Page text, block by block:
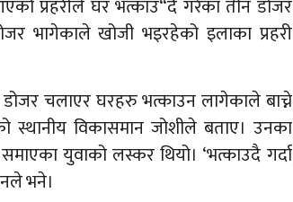
प्रहरीले घर भत्काउ“दै गरेका तीन डोजर
भागेकाले खोजी भइरहेको इलाका प्रहरी
चलाएर घरहरु भत्काउन लागेकाले बाच्ने
स्थानीय विकासमान जोशीले बताए। उनका
युवाको लस्कर थियो। ‘भत्काउदै गर्दा
भने।